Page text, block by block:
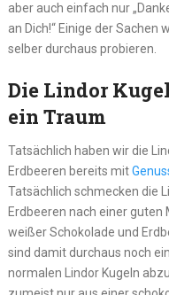
aber auch einfach nur
an Dich!“ Einige der Sachen
selber durchaus probieren.
Die Lindor
ein Traum
Tatsächlich haben wir die
Erdbeeren bereits mit
Tatsächlich schmecken die
Erdbeeren nach einer guten
weißer Schokolade und
sind damit durchaus noch
normalen Lindor Kugeln